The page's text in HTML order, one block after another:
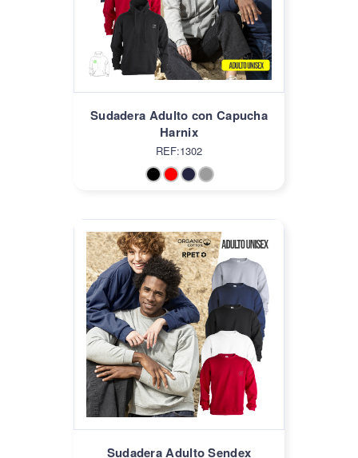
Sudadera Adulto con Capucha
Harnix
REF:1302
Sudadera Adulto Sendex